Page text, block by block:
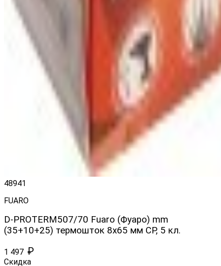
48941
FUARO
D-PROTERM507/70 Fuaro (Фуаро) mm
(35+10+25) термошток 8х65 мм CP, 5 кл.
1 497 ₽
Скидка